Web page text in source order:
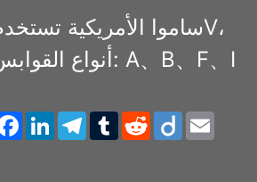
تردد 60Hz، أنواع القوابس: A、B、F、I
Facebook
LinkedInTelegram
TumblrRedditDiigo